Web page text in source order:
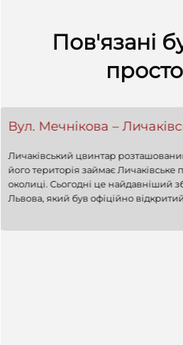
Пов'язані
Вул. Мечнікова –
Личаківський цвинтар
його територія займає Личаківське
околиці. Сьогодні це найдавніший
Львова, який був офіційно